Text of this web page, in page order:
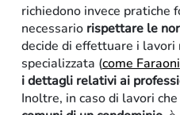
richiedono invece pratiche
necessario rispettare le
decide di effettuare i lavori
specializzata (come Faraoni
i dettagli relativi ai
Inoltre, in caso di lavori